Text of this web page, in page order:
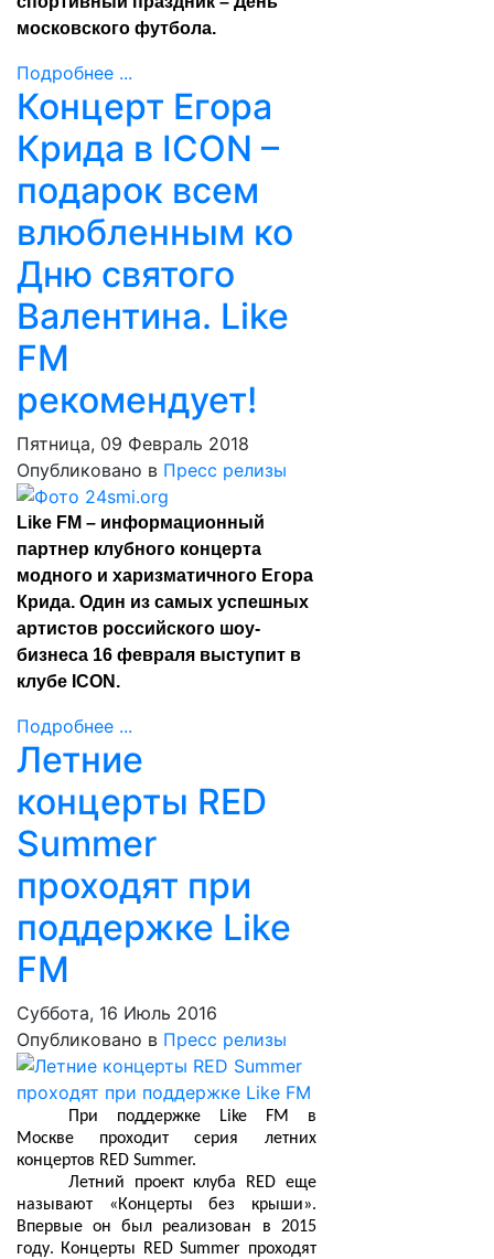
московского футбола.
Подробнее ...
Концерт Егора
Крида в ICON –
подарок всем
влюбленным ко
Дню святого
Валентина. Like
FM
рекомендует!
Пятница, 09 Февраль 2018
Опубликовано в Пресс релизы
Like FM – информационный
партнер клубного концерта
модного и харизматичного Егора
Крида. Один из самых успешных
артистов российского шоу-
бизнеса 16 февраля выступит в
клубе ICON.
Подробнее ...
Летние
концерты RED
Summer
проходят при
поддержке Like
FM
Суббота, 16 Июль 2016
Опубликовано в Пресс релизы
При поддержке Like FM в
Москве проходит серия летних
концертов RED Summer.
Летний проект клуба RED еще
называют «Концерты без крыши».
Впервые он был реализован в 2015
году. Концерты RED Summer проходят